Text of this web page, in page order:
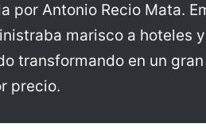
por Antonio Recio Mata.
marisco a hoteles y
transformando en un gran
precio.